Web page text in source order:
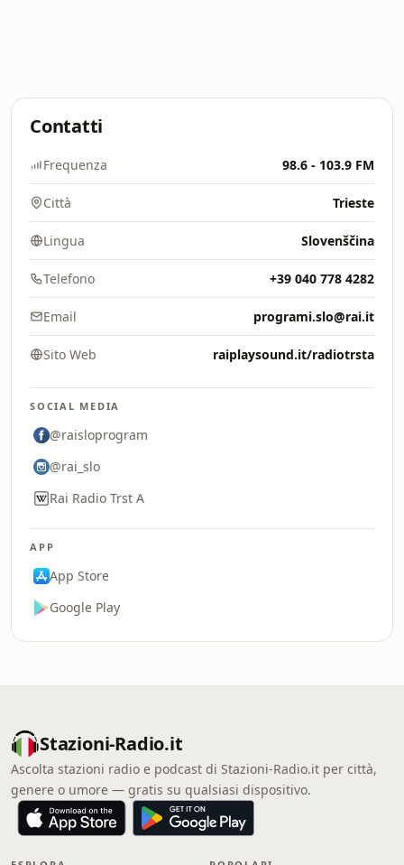
Contatti
Frequenza 98.6 - 103.9 FM
Città Trieste
Lingua Slovenščina
Telefono +39 040 778 4282
Email programi.slo@rai.it
Sito Web raiplaysound.it/radiotrsta
SOCIAL MEDIA
@raisloprogram
@rai_slo
Rai Radio Trst A
APP
App Store
Google Play
Stazioni-Radio.it
Ascolta stazioni radio e podcast di Stazioni-Radio.it per città,
genere o umore — gratis su qualsiasi dispositivo.